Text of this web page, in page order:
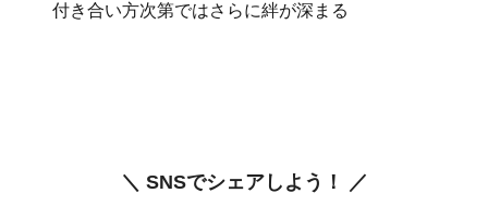
付き合い方次第ではさらに絆が深まる
＼ SNSでシェアしよう！ ／